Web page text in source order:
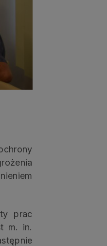
prac
m. in.